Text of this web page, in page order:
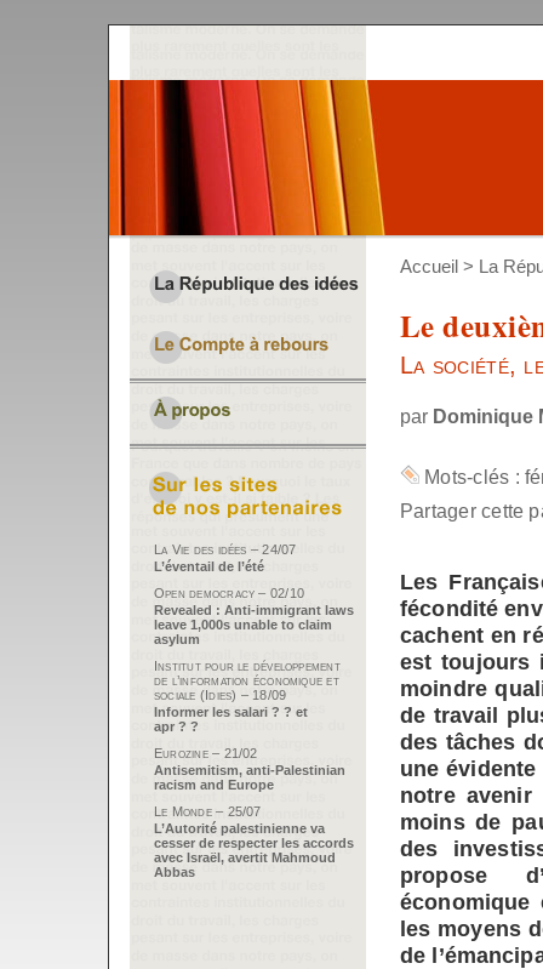
Accueil > La
Le
La société,
par Dominique
Mots-clés :
Partager cette
Les
fécondité
cachent en
est toujours
moindre
de travail
des tâches
une
notre
moins de
des
propose
économique
les moyens
de
La Vie des idées – 24/07
L’éventail de l’été
Open democracy – 02/10
Revealed : Anti-immigrant laws
leave 1,000s unable to claim
asylum
Institut pour le développement
de l’information économique et
sociale (Idies) – 18/09
Informer les salari ? ? et
apr ? ?
Eurozine – 21/02
Antisemitism, anti-Palestinian
racism and Europe
Le Monde – 25/07
L’Autorité palestinienne va
cesser de respecter les accords
avec Israël, avertit Mahmoud
Abbas